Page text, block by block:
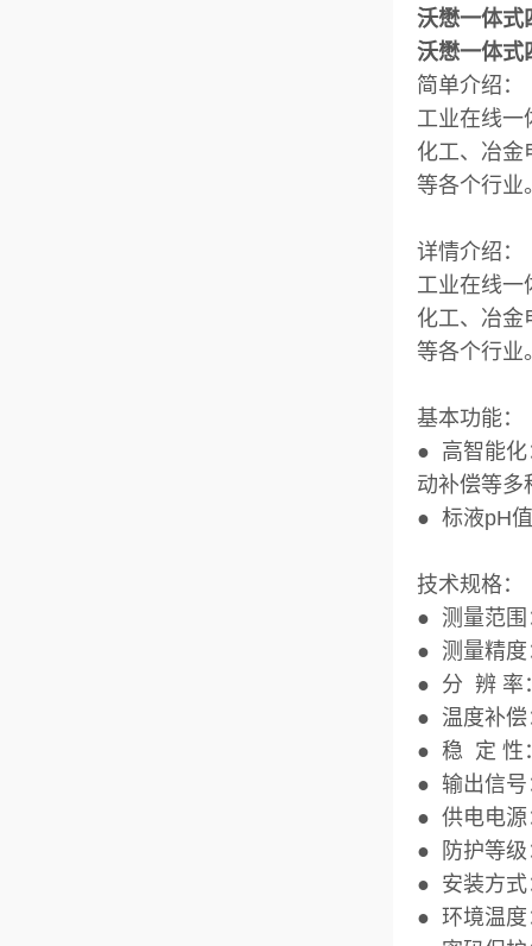
沃懋一体式
沃懋一体式
简单介绍：
工业在线一
化工、冶金
等各个行业
详情介绍：
工业在线一
化工、冶金
等各个行业
基本功能：
● 高智能化
动补偿等多
● 标液pH
技术规格：
● 测量范
● 测量精
● 分 辨
● 温度补偿
● 稳 定 性
● 输出信号
● 供电电源
● 防护等级
● 安装方式
● 环境温度